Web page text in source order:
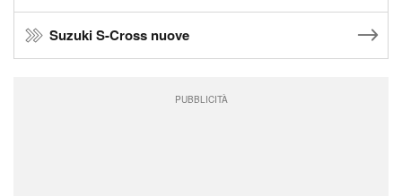
Suzuki S-Cross nuove
PUBBLICITÀ